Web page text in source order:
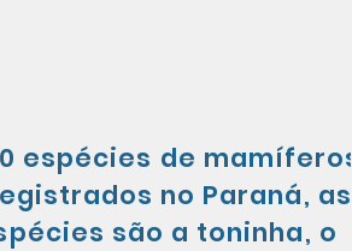
espécies de mamíferos
no Paraná, as
são a toninha, o